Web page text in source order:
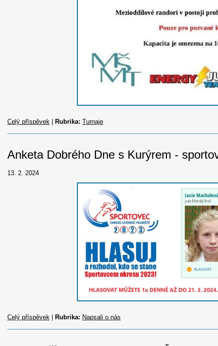
Celý příspěvek Rubrika: Turnaje
Anketa Dobrého Dne s Kurýrem -
13. 2. 2024
Celý příspěvek Rubrika: Napsali o nás